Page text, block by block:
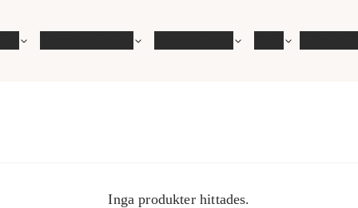
Inga produkter hittades.